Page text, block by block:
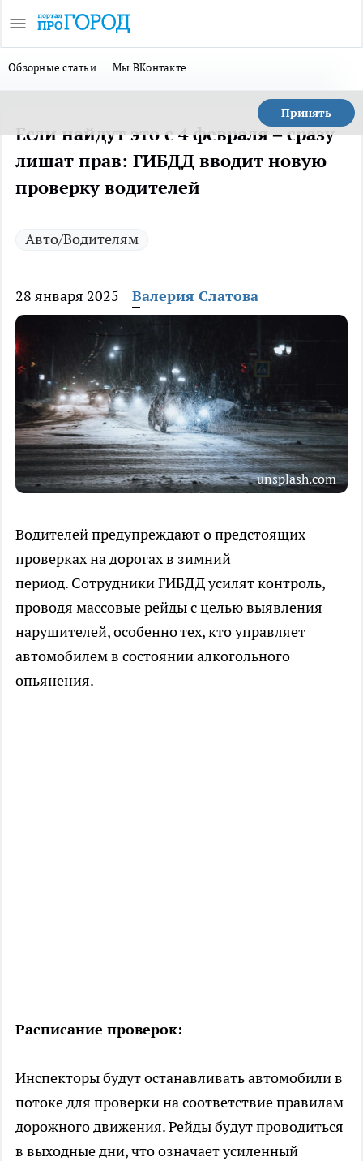
Обзорные статьи Мы ВКонтакте
Принять
Если найдут это с 4 февраля – сразу
лишат прав: ГИБДД вводит новую
проверку водителей
Авто/Водителям
28 января 2025 Валерия Слатова
unsplash.com
Водителей предупреждают о предстоящих
проверках на дорогах в зимний
период. Сотрудники ГИБДД усилят контроль,
проводя массовые рейды с целью выявления
нарушителей, особенно тех, кто управляет
автомобилем в состоянии алкогольного
опьянения.
Расписание проверок:
Инспекторы будут останавливать автомобили в
потоке для проверки на соответствие правилам
дорожного движения. Рейды будут проводиться
в выходные дни, что означает усиленный